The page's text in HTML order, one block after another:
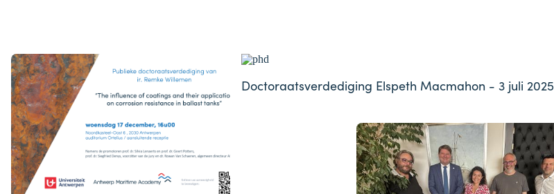
Doctoraatsverdediging Elspeth Macmahon - 3 juli 2025